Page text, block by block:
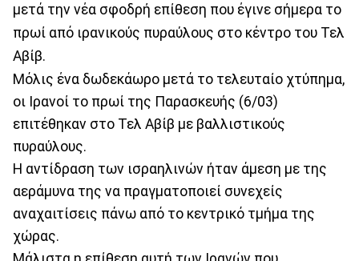
μετά την νέα σφοδρή επίθεση που έγινε σήμερα το
πρωί από ιρανικούς πυραύλους στο κέντρο του Τελ
Αβίβ.
Μόλις ένα δωδεκάωρο μετά το τελευταίο χτύπημα,
οι Ιρανοί το πρωί της Παρασκευής (6/03)
επιτέθηκαν στο Τελ Αβίβ με βαλλιστικούς
πυραύλους.
Η αντίδραση των ισραηλινών ήταν άμεση με της
αεράμυνα της να πραγματοποιεί συνεχείς
αναχαιτίσεις πάνω από το κεντρικό τμήμα της
χώρας.